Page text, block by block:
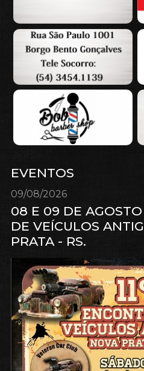
EVENTOS
09/08/2026
08 E 09 DE AGOSTO
DE VEÍCULOS
PRATA - RS.